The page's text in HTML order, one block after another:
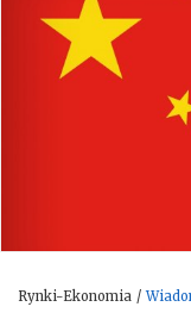
Rynki-Ekonomia